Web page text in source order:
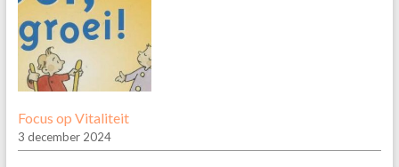
Focus op Vitaliteit
3 december 2024